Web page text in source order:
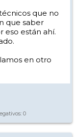
que no
que saber
eso están ahí.
en otro
0